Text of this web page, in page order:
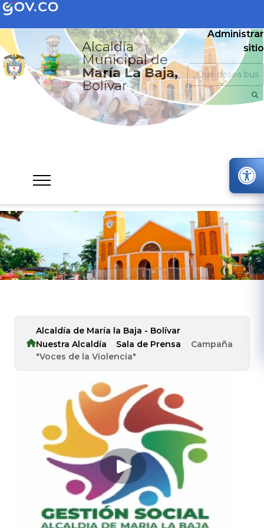
Alcaldía
Municipal de
María La Baja,
Bolívar
Administrar
sitio
Alcaldía de María la Baja - Bolívar
Nuestra Alcaldía
Sala de Prensa
Campaña
"Voces de la Violencia"